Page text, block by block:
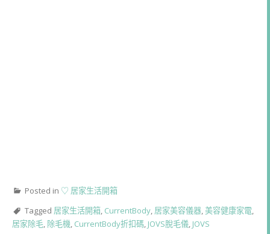
Posted in ♡ 居家生活開箱
Tagged 居家生活開箱, CurrentBody, 居家美容儀器,美容健康家電,
居家除毛, 除毛機, CurrentBody折扣碼, JOVS脫毛儀, JOVS